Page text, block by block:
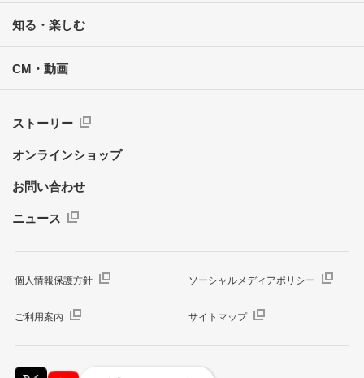
知る・楽しむ
CM・動画
ストーリー
オンラインショップ
お問い合わせ
ニュース
個人情報保護方針 ソーシャルメディアポリシー
ご利用案内 サイトマップ